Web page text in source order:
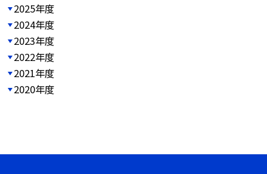
2025年度
2024年度
2023年度
2022年度
2021年度
2020年度